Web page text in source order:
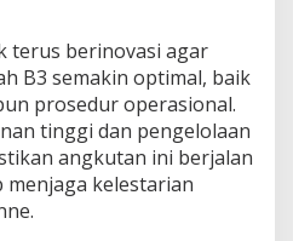
terus berinovasi agar
B3 semakin optimal, baik
prosedur operasional.
tinggi dan pengelolaan
angkutan ini berjalan
menjaga kelestarian